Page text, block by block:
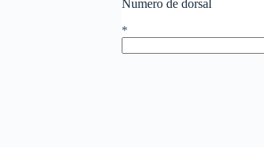
Numero de dorsal
*